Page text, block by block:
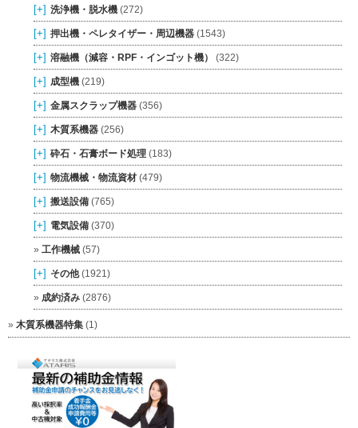
[+] 洗浄機・脱水機 (272)
[+] 押出機・ペレタイザー・周辺機器 (1543)
[+] 溶融機（減容・RPF・インゴット機） (322)
[+] 成型機 (219)
[+] 金属スクラップ機器 (356)
[+] 木質系機器 (256)
[+] 砕石・石膏ボード処理 (183)
[+] 物流機械・物流資材 (479)
[+] 搬送設備 (765)
[+] 電気設備 (370)
工作機械 (57)
[+] その他(1921)
成約済み (2876)
木質系機器特集 (1)